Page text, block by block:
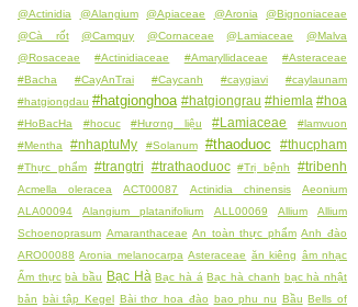
@Actinidia @Alangium @Apiaceae @Aronia
@Bignoniaceae
@Cà rốt
@Camquy @Cornaceae @Lamiaceae
@Malva
@Rosaceae
#Actinidiaceae #Amaryllidaceae
#Asteraceae
#Bacha
#CayAnTrai #Caycanh #caygiavi
#caylaunam
#hatgiongdau #hatgionghoa #hatgiongrau #hiemla #hoa
#HoBacHa #hocuc #Hương liệu #Lamiaceae
#lamvuon
#Mentha
#nhaptuMy #Solanum #thaoduoc #thucpham
#Thực phẩm #trangtri #trathaoduoc #Trị bệnh #tribenh
Acmella oleracea ACT00087 Actinidia chinensis
Aeonium
ALA00094
Alangium platanifolium ALL00069 Allium
Allium
Schoenoprasum Amaranthaceae An toàn thực phẩm Anh đào
ARO00088 Aronia melanocarpa Asteraceae ăn kiêng âm nhạc
Ẩm thực bà bầu Bạc Hà Bạc hà á Bạc hà chanh bạc hà nhật
bản
bài tập Kegel Bài thơ hoa đào bao phu nu Bầu Bells of